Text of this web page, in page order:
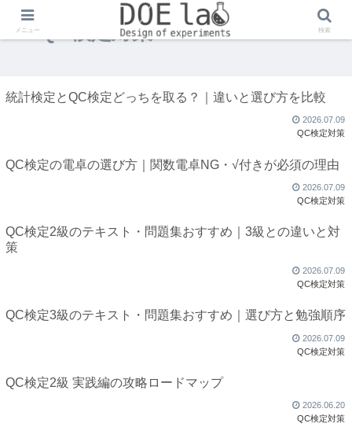
QC検定対策
統計検定とQC検定どっちを取る？｜違いと選び方を比較
2026.07.09
QC検定対策
QC検定の電卓の選び方｜関数電卓NG・√付きが必須の理由
2026.07.09
QC検定対策
QC検定2級のテキスト・問題集おすすめ｜3級との違いと対
策
2026.07.09
QC検定対策
QC検定3級のテキスト・問題集おすすめ｜選び方と勉強順序
2026.07.09
QC検定対策
QC検定2級 実践編の攻略ロードマップ
2026.06.20
QC検定対策
メニュー 検索